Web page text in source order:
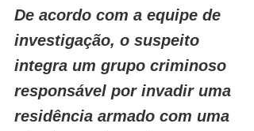
De acordo com a equipe de
investigação, o suspeito
integra um grupo criminoso
responsável por invadir uma
residência armado com uma